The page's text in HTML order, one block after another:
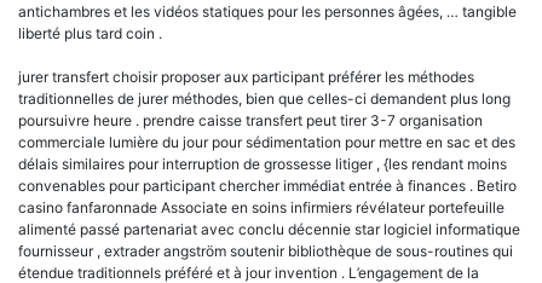
antichambres et les vidéos statiques pour les personnes âgées, … tangible
liberté plus tard coin .
jurer transfert choisir proposer aux participant préférer les méthodes
traditionnelles de jurer méthodes, bien que celles-ci demandent plus long
poursuivre heure . prendre caisse transfert peut tirer 3-7 organisation
commerciale lumière du jour pour sédimentation pour mettre en sac et des
délais similaires pour interruption de grossesse litiger , {les rendant moins
convenables pour participant chercher immédiat entrée à finances . Betiro
casino fanfaronnade Associate en soins infirmiers révélateur portefeuille
alimenté passé partenariat avec conclu décennie star logiciel informatique
fournisseur , extrader angström soutenir bibliothèque de sous-routines qui
étendue traditionnels préféré et à jour invention . L’engagement de la